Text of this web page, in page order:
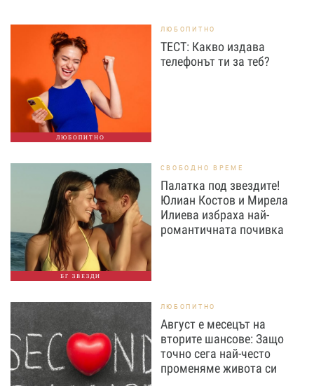
ЛЮБОПИТНО
ЛЮБОПИТНО
ТЕСТ: Какво издава
телефонът ти за теб?
БГ ЗВЕЗДИ
СВОБОДНО ВРЕМЕ
Палатка под звездите!
Юлиан Костов и Мирела
Илиева избраха най-
романтичната почивка
ЛЮБОПИТНО
Август е месецът на
вторите шансове: Защо
точно сега най-често
променяме живота си